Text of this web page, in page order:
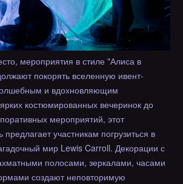
мероприятия в стиле "Алиса в
покорять вселенную ивент-
и вдохновляющим
костюмированных вечеринок до
мероприятий, этот
предлагает участникам погрузиться в
мир Lewis Carroll. Декорации с
полосами, зеркалами, часами
создают неповторимую